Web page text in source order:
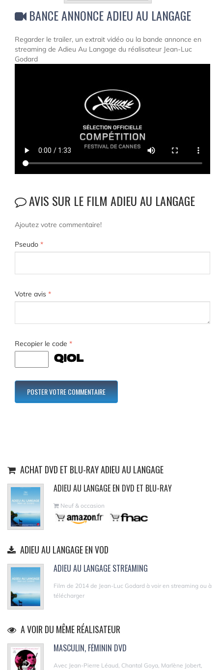
BANCE ANNONCE ADIEU AU LANGAGE
Regarder le trailer, un extrait vidéo ou la bande annonce en
streaming de Adieu Au Langage du réalisateur Jean-Luc
Godard
AVIS SUR LE FILM ADIEU AU LANGAGE
Ajoutez votre commentaire!
Pseudo *
Votre avis *
Recopier le code *
ACHAT DVD ET BLU-RAY ADIEU AU LANGAGE
ADIEU AU LANGAGE EN DVD ET BLU-RAY
Neuf & occasion
ADIEU AU LANGAGE EN VOD
ADIEU AU LANGAGE STREAMING
Film de 2014 de Jean-Luc Godard à voir en streaming ou à
télécharger
A VOIR DU MÊME RÉALISATEUR
MASCULIN, FÉMININ DVD
Avec Jean-Pierre Léaud, Chantal Goya, Marlène Jobert,